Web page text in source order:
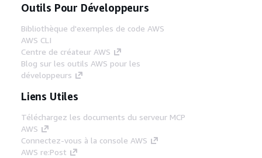
Outils Pour Développeurs
Bibliothèque d'exemples de code AWS
AWS CLI
Centre de créateur AWS
Blog sur les outils AWS pour les
développeurs
Liens Utiles
Téléchargez les documents du serveur MCP
AWS
Connectez-vous à la console AWS
AWS re:Post